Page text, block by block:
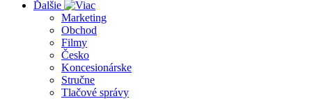
Ďalšie
Marketing
Obchod
Filmy
Česko
Koncesionárske
Stručne
Tlačové správy